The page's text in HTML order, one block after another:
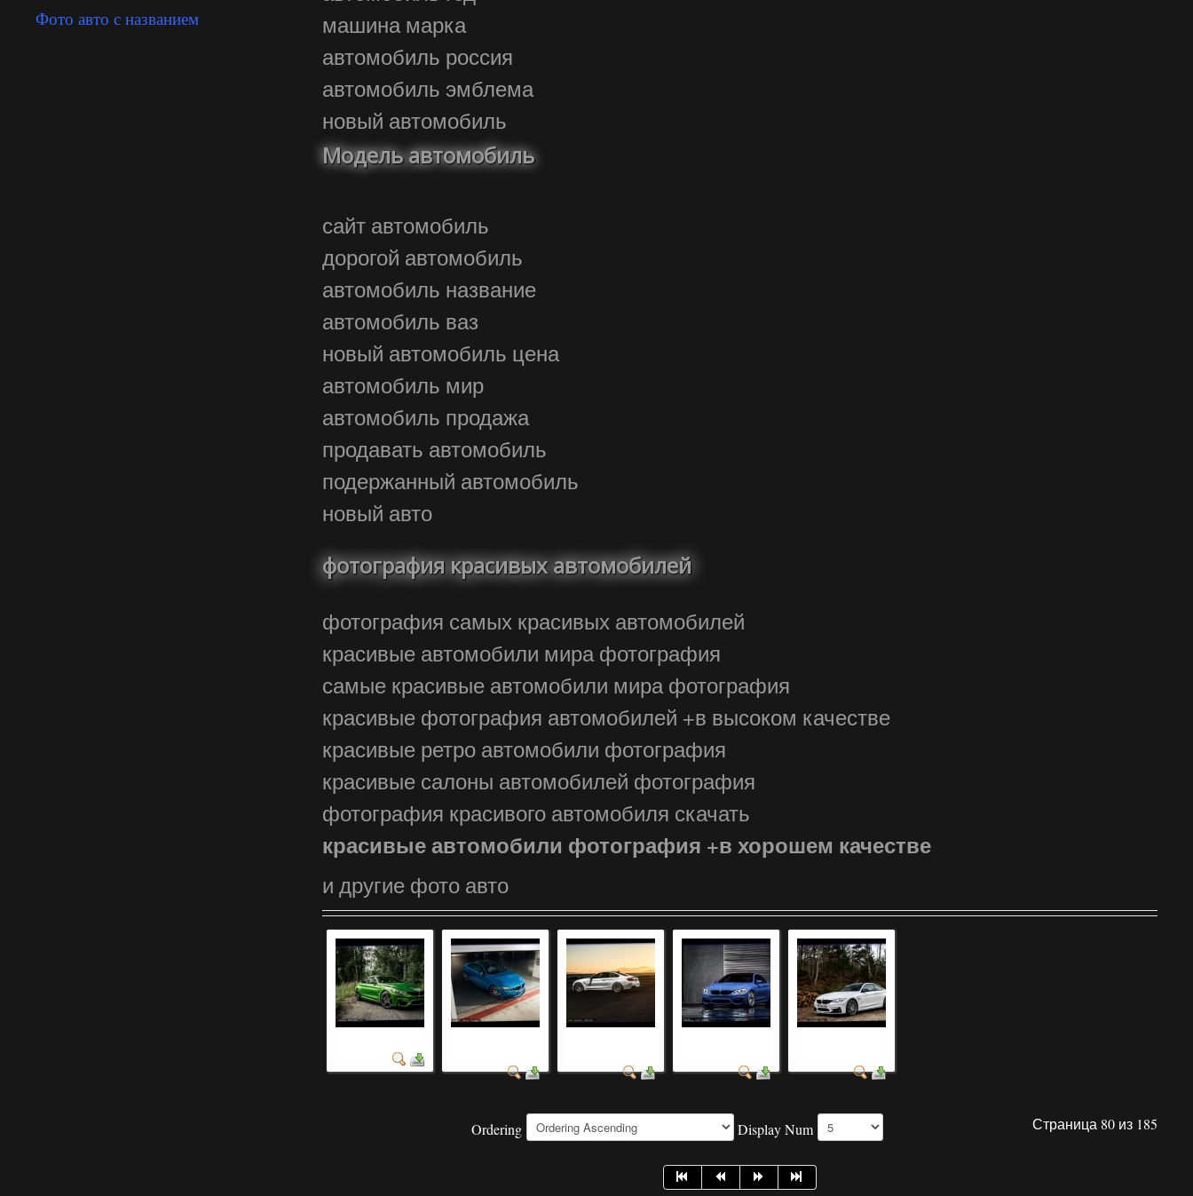
Фото авто с названием
машина марка
автомобиль россия
автомобиль эмблема
новый автомобиль
Модель автомобиль
сайт автомобиль
дорогой автомобиль
автомобиль название
автомобиль ваз
новый автомобиль цена
автомобиль мир
автомобиль продажа
продавать автомобиль
подержанный автомобиль
новый авто
фотография красивых автомобилей
фотография самых красивых автомобилей
красивые автомобили мира фотография
самые красивые автомобили мира фотография
красивые фотография автомобилей +в высоком качестве
красивые ретро автомобили фотография
красивые салоны автомобилей фотография
фотография красивого автомобиля скачать
красивые автомобили фотография +в хорошем качестве
и другие фото авто
Ordering Display Num Страница 80 из 185